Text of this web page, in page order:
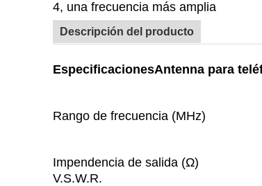
4, una frecuencia más amplia
Descripción del producto
EspecificacionesAntenna para
Rango de frecuencia (MHz)
Impendencia de salida (Ω)
V.S.W.R.